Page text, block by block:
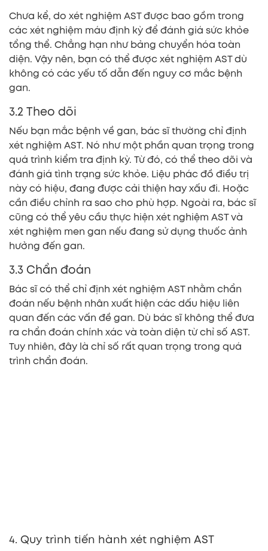
Chưa kể, do xét nghiệm AST được bao gồm trong
các xét nghiệm máu định kỳ để đánh giá sức khỏe
tổng thể. Chẳng hạn như bảng chuyển hóa toàn
diện. Vậy nên, bạn có thể được xét nghiệm AST dù
không có các yếu tố dẫn đến nguy cơ mắc bệnh
gan.
3.2 Theo dõi
Nếu bạn mắc bệnh về gan, bác sĩ thường chỉ định
xét nghiệm AST. Nó như một phần quan trọng trong
quá trình kiểm tra định kỳ. Từ đó, có thể theo dõi và
đánh giá tình trạng sức khỏe. Liệu phác đồ điều trị
này có hiệu, đang được cải thiện hay xấu đi. Hoặc
cần điều chỉnh ra sao cho phù hợp. Ngoài ra, bác sĩ
cũng có thể yêu cầu thực hiện xét nghiệm AST và
xét nghiệm men gan nếu đang sử dụng thuốc ảnh
hưởng đến gan.
3.3 Chẩn đoán
Bác sĩ có thể chỉ định xét nghiệm AST nhằm chẩn
đoán nếu bệnh nhân xuất hiện các dấu hiệu liên
quan đến các vấn đề gan. Dù bác sĩ không thể đưa
ra chẩn đoán chính xác và toàn diện từ chỉ số AST.
Tuy nhiên, đây là chỉ số rất quan trọng trong quá
trình chẩn đoán.
4. Quy trình tiến hành xét nghiệm AST